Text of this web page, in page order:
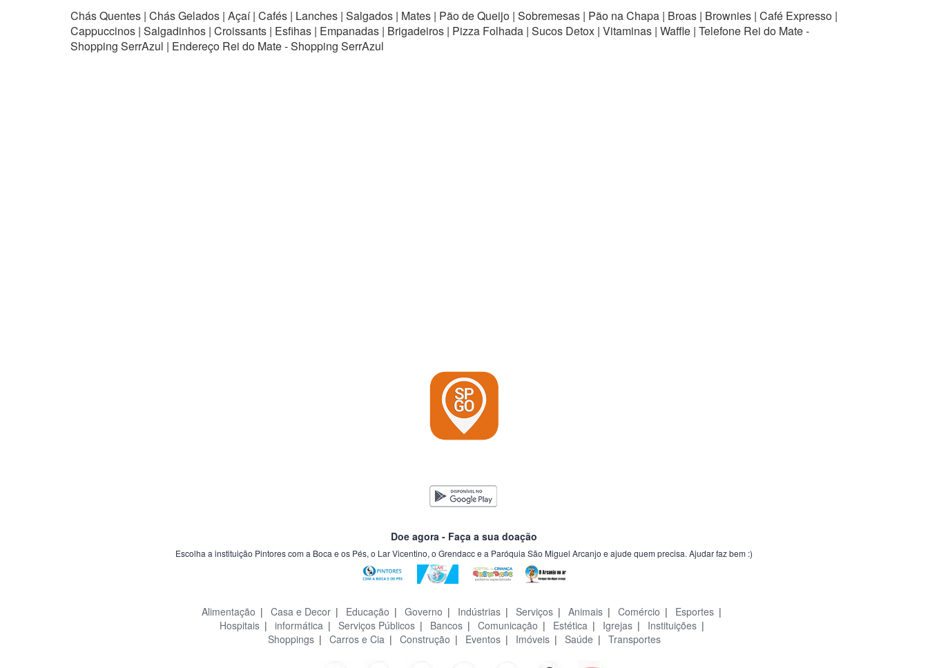
Chás Quentes | Chás Gelados | Açaí | Cafés | Lanches | Salgados | Mates | Pão de Queijo | Sobremesas | Pão na Chapa | Broas | Brownies | Café Expresso |
Cappuccinos | Salgadinhos | Croissants | Esfihas | Empanadas | Brigadeiros | Pizza Folhada | Sucos Detox | Vitaminas | Waffle | Telefone Rei do Mate -
Shopping SerrAzul | Endereço Rei do Mate - Shopping SerrAzul
Doe agora - Faça a sua doação
Escolha a instituição Pintores com a Boca e os Pés, o Lar Vicentino, o Grendacc e a Paróquia São Miguel Arcanjo e ajude quem precisa. Ajudar faz bem :)
Alimentação | Casa e Decor | Educação | Governo | Indústrias | Serviços | Animais | Comércio | Esportes |
Hospitais| informática| Serviços Públicos| Bancos| Comunicação | Estética| Igrejas| Instituições|
Shoppings| Carros e Cia| Construção | Eventos| Imóveis| Saúde | Transportes